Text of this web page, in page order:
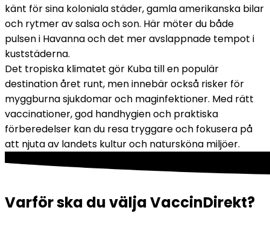
känt för sina koloniala städer, gamla amerikanska bilar
och rytmer av salsa och son. Här möter du både
pulsen i Havanna och det mer avslappnade tempot i
kuststäderna.
Det tropiska klimatet gör Kuba till en populär
destination året runt, men innebär också risker för
myggburna sjukdomar och maginfektioner. Med rätt
vaccinationer, god handhygien och praktiska
förberedelser kan du resa tryggare och fokusera på
att njuta av landets kultur och natursköna miljöer.
Varför ska du välja VaccinDirekt?